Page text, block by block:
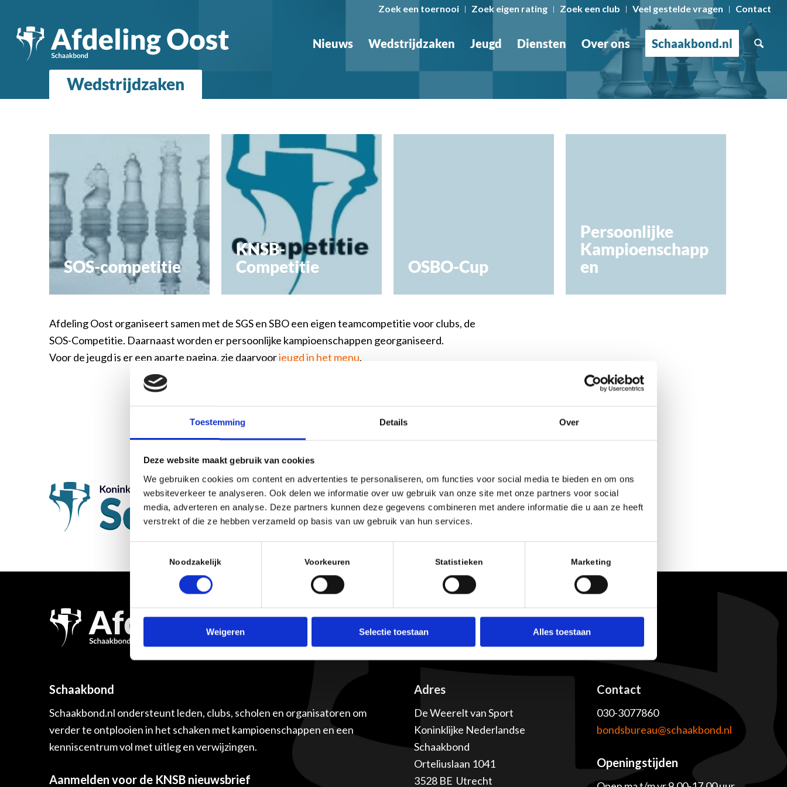
Toestemming Details Over
Deze website maakt gebruik van cookies
We gebruiken cookies om content en advertenties te personaliseren, om functies voor social media te bieden en om ons
websiteverkeer te analyseren. Ook delen we informatie over uw gebruik van onze site met onze partners voor social
media, adverteren en analyse. Deze partners kunnen deze gegevens combineren met andere informatie die u aan ze heeft
verstrekt of die ze hebben verzameld op basis van uw gebruik van hun services.
Noodzakelijk Voorkeuren Statistieken Marketing
Weigeren Selectie toestaan Alles toestaan
Zoek een toernooi Zoek eigen rating Zoek een club Veel gestelde vragen Contact
Nieuws Wedstrijdzaken Jeugd Diensten Over ons Schaakbond.nl
Wedstrijdzaken
SOS-competitie
KNSB-
Competitie
OSBO-Cup
Persoonlijke
Kampioenschapp
en
Afdeling Oost organiseert samen met de SGS en SBO een eigen teamcompetitie voor clubs, de
SOS-Competitie. Daarnaast worden er persoonlijke kampioenschappen georganiseerd.
Voor de jeugd is er een aparte pagina, zie daarvoorjeugd in het menu.
Oost.schaakbond.nl wordt mede mogelijk gemaakt door:
Schaakbond
Schaakbond.nl ondersteunt leden, clubs, scholen en organisatoren om
verder te ontplooien in het schaken met kampioenschappen en een
kenniscentrum vol met uitleg en verwijzingen.
Aanmelden voor de KNSB nieuwsbrief
Adres
De Weerelt van Sport
Koninklijke Nederlandse
Schaakbond
Orteliuslaan 1041
3528 BE Utrecht
Contact
030-3077860
bondsbureau@schaakbond.nl
Openingstijden